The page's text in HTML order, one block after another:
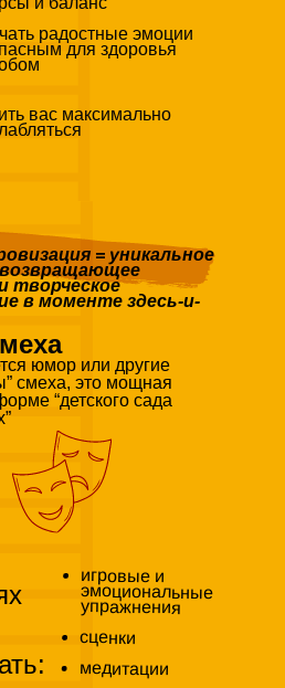
радостные эмоции
для здоровья
вас максимально
игровые и
эмоциональные
упражнения
сценки
медитации
юмор или другие
смеха, это мощная
“детского сада
= уникальное
творческое
в моменте здесь-и-